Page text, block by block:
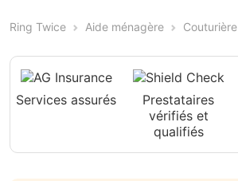
Ring Twice Aide ménagère Couturière
Services assurés
Prestataires
vérifiés et
qualifiés